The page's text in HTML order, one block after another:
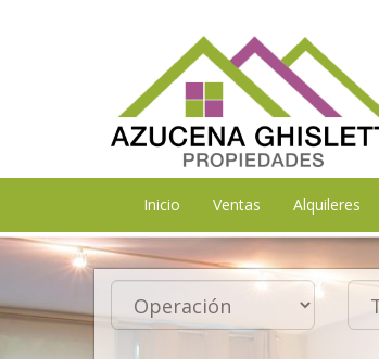
Inicio Ventas Alquileres